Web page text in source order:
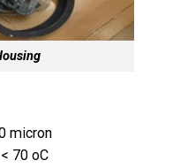
micron
70 oC